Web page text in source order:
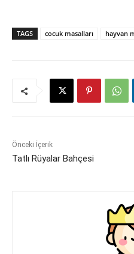
TAGS cocuk masalları hayvan
Önceki İçerik
Tatlı Rüyalar Bahçesi